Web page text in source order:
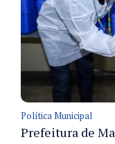
Política Municipal